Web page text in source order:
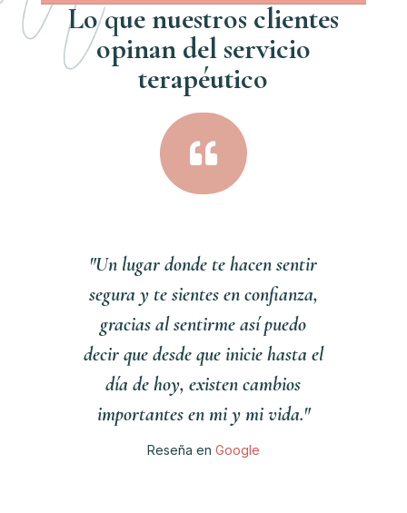
Lo que nuestros clientes
opinan del servicio
terapéutico

"Un lugar donde te hacen sentir
segura y te sientes en confianza,
gracias al sentirme así puedo
decir que desde que inicie hasta el
día de hoy, existen cambios
importantes en mi y mi vida."
Reseña en Google